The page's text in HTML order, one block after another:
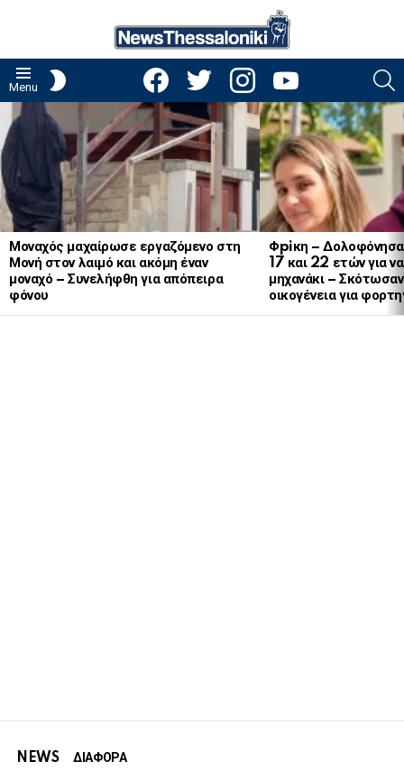
Menu
facebooktwitter instagramyoutube
LATEST
STORIES
Μοναχός μαχαίρωσε εργαζόμενο στη
Μονή στον λαιμό και ακόμη έναν
μοναχό – Συνελήφθη για απόπειρα
φόνου
Φpiκη –
17 και 22 ετών για
μηχανάκι – Σκότωσαν
οικογένεια για
NEWS ΔΙΑΦΟΡΑ